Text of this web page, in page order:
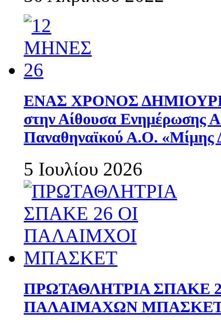
ΕΝΑΣ ΧΡΟΝΟΣ
στην Αίθουσα Ενημέρωσης
Παναθηναϊκού Α.Ο. «Μίμης
5 Ιουλίου 2026
ΠΡΩΤΑΘΛΗΤΡΙΑ ΣΠΑΚΕ
ΠΑΛΑΙΜΑΧΩΝ